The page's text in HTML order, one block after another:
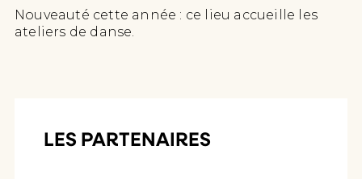
Nouveauté cette année : ce lieu accueille les
ateliers de danse.
LES PARTENAIRES